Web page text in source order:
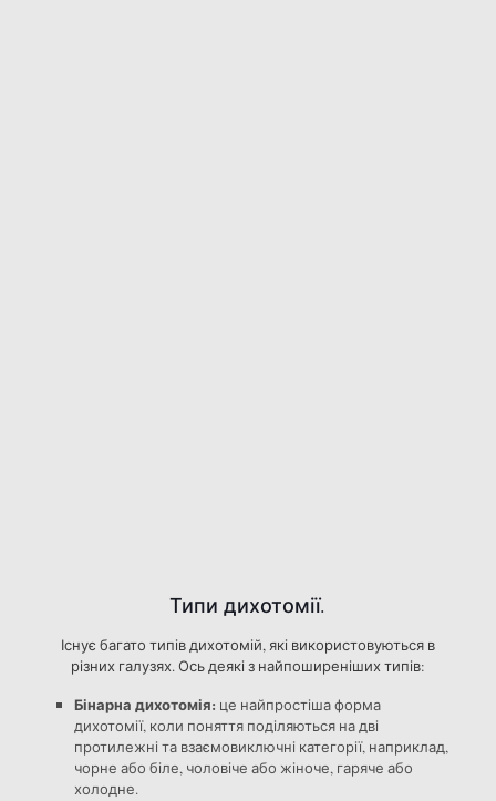
Типи дихотомії.
Існує багато типів дихотомій, які використовуються в
різних галузях. Ось деякі з найпоширеніших типів:
Бінарна дихотомія: це найпростіша форма
дихотомії, коли поняття поділяються на дві
протилежні та взаємовиключні категорії, наприклад,
чорне або біле, чоловіче або жіноче, гаряче або
холодне.